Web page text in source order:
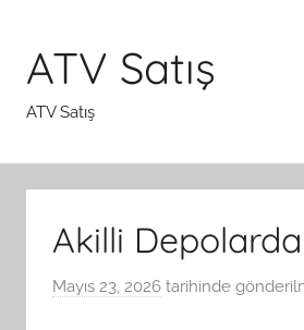
ATV Satış
ATV Satış
Akilli
Mayıs 23, 2026 tarihinde